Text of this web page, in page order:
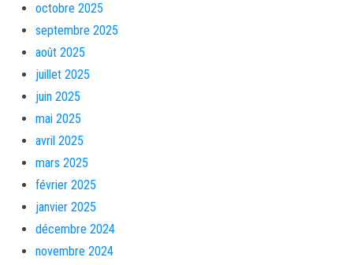
octobre 2025
septembre 2025
août 2025
juillet 2025
juin 2025
mai 2025
avril 2025
mars 2025
février 2025
janvier 2025
décembre 2024
novembre 2024